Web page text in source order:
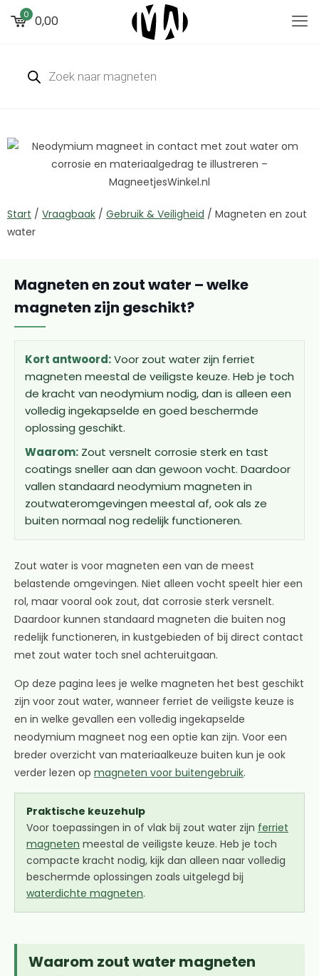
0 0,00
Start / Vraagbaak / Gebruik & Veiligheid / Magneten en zout
water
Magneten en zout water – welke
magneten zijn geschikt?
Kort antwoord:Voor zout water zijn ferriet
magneten meestal de veiligste keuze. Heb je toch
de kracht van neodymium nodig, dan is alleen een
volledig ingekapselde en goed beschermde
oplossing geschikt.
Waarom: Zout versnelt corrosie sterk en tast
coatings sneller aan dan gewoon vocht. Daardoor
vallen standaard neodymium magneten in
zoutwateromgevingen meestal af, ook als ze
buiten normaal nog redelijk functioneren.
Zout water is voor magneten een van de meest
belastende omgevingen. Niet alleen vocht speelt hier een
rol, maar vooral ook zout, dat corrosie sterk versnelt.
Daardoor kunnen standaard magneten die buiten nog
redelijk functioneren, in kustgebieden of bij direct contact
met zout water toch snel achteruitgaan.
Op deze pagina lees je welke magneten het best geschikt
zijn voor zout water, wanneer ferriet de veiligste keuze is
en in welke gevallen een volledig ingekapselde
neodymium magneet nog een optie kan zijn. Voor een
breder overzicht van materiaalkeuze buiten kun je ook
verder lezen op magneten voor buitengebruik.
Praktische keuzehulp
Voor toepassingen in of vlak bij zout water zijn ferriet
magneten meestal de veiligste keuze. Heb je toch
compacte kracht nodig, kijk dan alleen naar volledig
beschermde oplossingen zoals uitgelegd bij
waterdichte magneten.
Waarom zout water magneten